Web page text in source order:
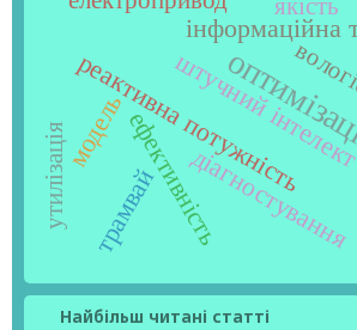
інформаційна
реактивна потужність
ефективність
модель штучний
діагностування
трамвай
якість
утилізація
Найбільш читані статті